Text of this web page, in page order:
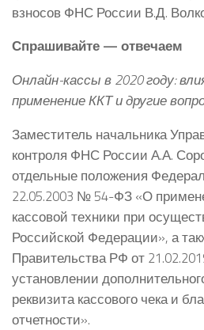
взносов ФНС России В.Д.
Спрашивайте — отвечаем
Онлайн-кассы в 2020 году:
применение ККТ и другие
Заместитель начальника
контроля ФНС России А.А.
отдельные положения
22.05.2003 № 54-ФЗ «О
кассовой техники при
Российской Федерации», а
Правительства РФ от
установлении
реквизита кассового чека и
отчетности».